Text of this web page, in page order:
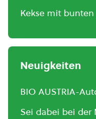
Kekse mit bunten
Neuigkeiten
BIO AUSTRIA-
Sei dabei bei